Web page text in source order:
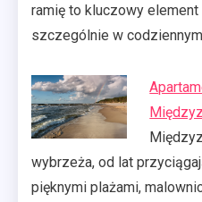
ramię to kluczowy
szczególnie w
wybrzeża, od lat
pięknymi plażami,